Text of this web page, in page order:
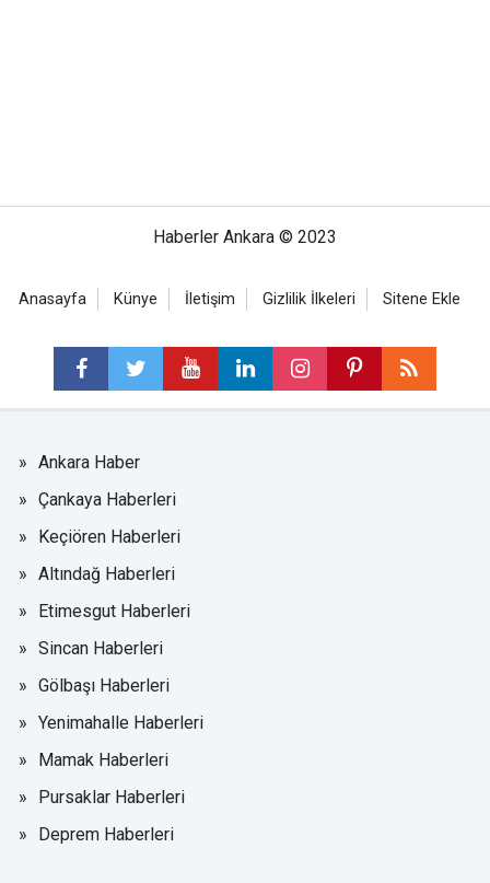
Haberler Ankara © 2023
Anasayfa Künye İletişim Gizlilik İlkeleri Sitene Ekle
Ankara Haber
Çankaya Haberleri
Keçiören Haberleri
Altındağ Haberleri
Etimesgut Haberleri
Sincan Haberleri
Gölbaşı Haberleri
Yenimahalle Haberleri
Mamak Haberleri
Pursaklar Haberleri
Deprem Haberleri